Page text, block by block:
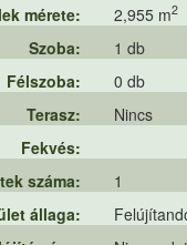
mérete: 2,955 m2
Szoba:
1 db
Félszoba:
0 db
Terasz:
Nincs
Fekvés:
száma:
1
állaga: